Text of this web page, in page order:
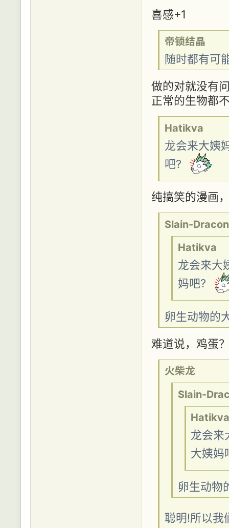
喜感+1
帝锁结晶
随时都有可
做的对就没有
正常的生物都
Hatikva
龙会来大姨
吧?
纯搞笑的漫画
Slain-Dracon
Hatikva
龙会来大
妈吧?
卵生动物的
难道说，鸡蛋
火柴龙
Slain-
龙会来
大姨
卵生动物
聪明!所以我